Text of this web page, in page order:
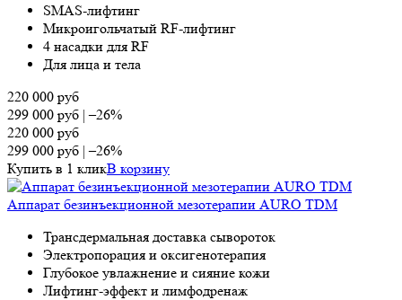
SMAS-лифтинг
Микроигольчатый RF-лифтинг
4 насадки для RF
Для лица и тела
220 000 руб
299 000 руб |–26%
220 000 руб
299 000 руб |–26%
Купить в 1 кликВ корзину
Аппарат безинъекционной мезотерапии AURO TDM
Трансдермальная доставка сывороток
Электропорация и оксигенотерапия
Глубокое увлажнение и сияние кожи
Лифтинг-эффект и лимфодренаж